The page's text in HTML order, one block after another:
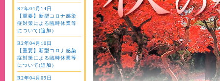
R2年04月14日
【重要】新型コロナ感染
症対策による臨時休業等
について(追加）
R2年04月10日
【重要】新型コロナ感染
症対策による臨時休業等
について(追加）
R2年04月09日